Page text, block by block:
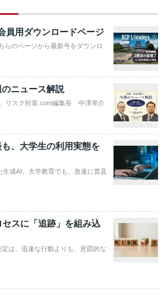
員用ダウンロードページ
らのページから最新号をダウンロ
ニュース解説
リスク対策.com編集長 中澤幸介
、大学生の利用実態を
成AI。大学教育でも、急速に普及
スに「追跡」を組み込
は、迅速な行動よりも、意図的な